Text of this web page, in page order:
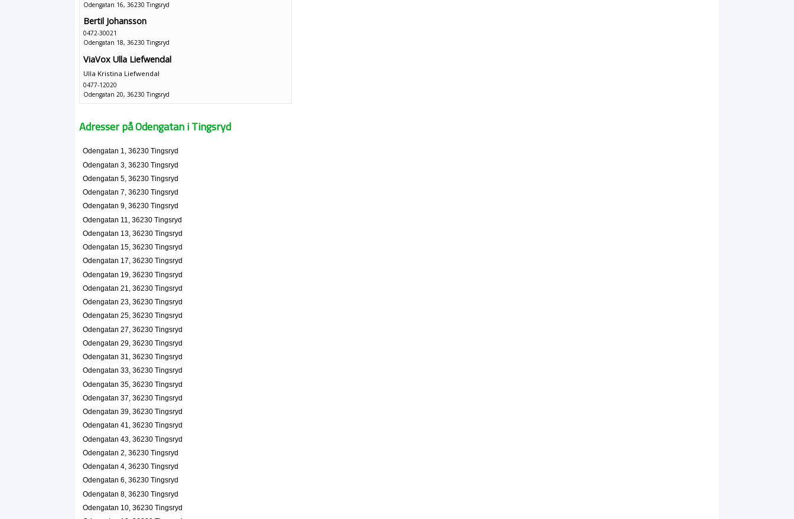
Odengatan 16, 36230 Tingsryd
Bertil Johansson
0472-30021
Odengatan 18, 36230 Tingsryd
ViaVox Ulla Liefwendal
Ulla Kristina Liefwendal
0477-12020
Odengatan 20, 36230 Tingsryd
Odengatan 21, 36230 Tingsryd
Sofia Larsson
Ida Sofia Lina Larsson
Odengatan 34, 36230 Tingsryd
0477-10310
Odengatan 38, 36230 Tingsryd
Ruax HB
Max Ingemar Eriksson
Odengatan 44, 36230 Tingsryd
Adresser på Odengatan i Tingsryd
Odengatan 1, 36230 Tingsryd
Odengatan 3, 36230 Tingsryd
Odengatan 5, 36230 Tingsryd
Odengatan 7, 36230 Tingsryd
Odengatan 9, 36230 Tingsryd
Odengatan 11, 36230 Tingsryd
Odengatan 13, 36230 Tingsryd
Odengatan 15, 36230 Tingsryd
Odengatan 17, 36230 Tingsryd
Odengatan 19, 36230 Tingsryd
Odengatan 21, 36230 Tingsryd
Odengatan 23, 36230 Tingsryd
Odengatan 25, 36230 Tingsryd
Odengatan 27, 36230 Tingsryd
Odengatan 29, 36230 Tingsryd
Odengatan 31, 36230 Tingsryd
Odengatan 33, 36230 Tingsryd
Odengatan 35, 36230 Tingsryd
Odengatan 37, 36230 Tingsryd
Odengatan 39, 36230 Tingsryd
Odengatan 41, 36230 Tingsryd
Odengatan 43, 36230 Tingsryd
Odengatan 2, 36230 Tingsryd
Odengatan 4, 36230 Tingsryd
Odengatan 6, 36230 Tingsryd
Odengatan 8, 36230 Tingsryd
Odengatan 10, 36230 Tingsryd